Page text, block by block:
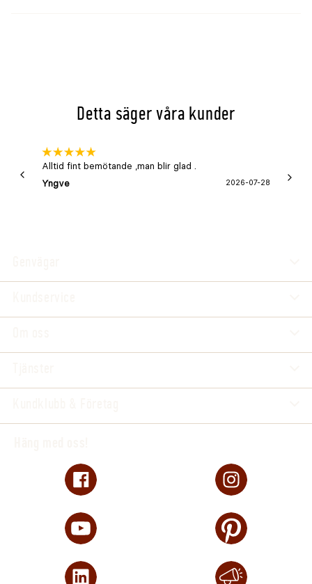
Detta säger våra kunder
Alltid fint bemötande ,man blir glad .
Yngve
2026-07-28